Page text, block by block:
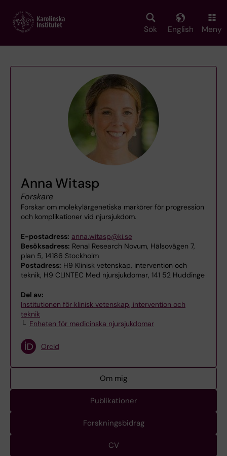
main
Sök English Meny
Anna Witasp
Forskare
Forskar om molekylärgenetiska markörer för progression
och komplikationer vid njursjukdom.
E-postadress: anna.witasp@ki.se
Besöksadress: Renal Research Novum, Hälsovägen 7,
plan 5, 14186 Stockholm
Postadress: H9 Klinisk vetenskap, intervention och
teknik, H9 CLINTEC Med njursjukdomar, 141 52 Huddinge
Del av:
Institutionen för klinisk vetenskap, intervention och
teknik
Enheten för medicinska njursjukdomar
Orcid
Om mig
Publikationer
Forskningsbidrag
CV